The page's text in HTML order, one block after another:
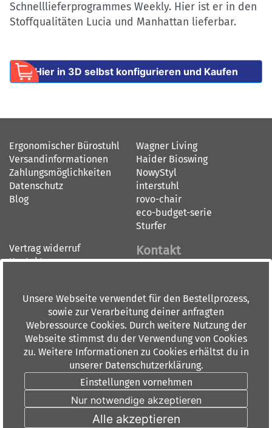
Schnelllieferprogrammes Weekly. Hier ist er in den
Stoffqualitäten Lucia und Manhattan lieferbar.
Hier in 3D selbst konfigurieren und Kaufen
Ergonomischer Bürostuhl
Versandinformationen
Zahlungsmöglichkeiten
Datenschutz
Blog
Wagner Living
Haider Bioswing
NowyStyl
interstuhl
rovo-chair
eco-budget-serie
Sturfer
Vertrag widerruf
Kontakt
Widerrufsbelehrung
Kontakt
BÜRO-CENTER RHEIN-MAIN
Dieburger Straße 36
60386 Frankfurt am Main
Tel: 069 84 00 6 0
Fax: 069 88 91 10
info(at)doorn.de
Öffnungszeiten:
Montag - Donnerstag 9.00-
18.00 Uhr
Freitags 9.00-15.00 Uhr
Unsere Webseite verwendet für den Bestellprozess,
sowie zur Verarbeitung deiner anfragten
Webressource Cookies. Durch weitere Nutzung der
Webseite stimmst du der Verwendung von Cookies
zu. Weitere Informationen zu Cookies erhältst du in
unserer Datenschutzerklärung.
Einstellungen vornehmen
Nur notwendige akzeptieren
Alle akzeptieren